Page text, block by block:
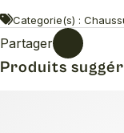
Categorie(s) :
Partager
Produits